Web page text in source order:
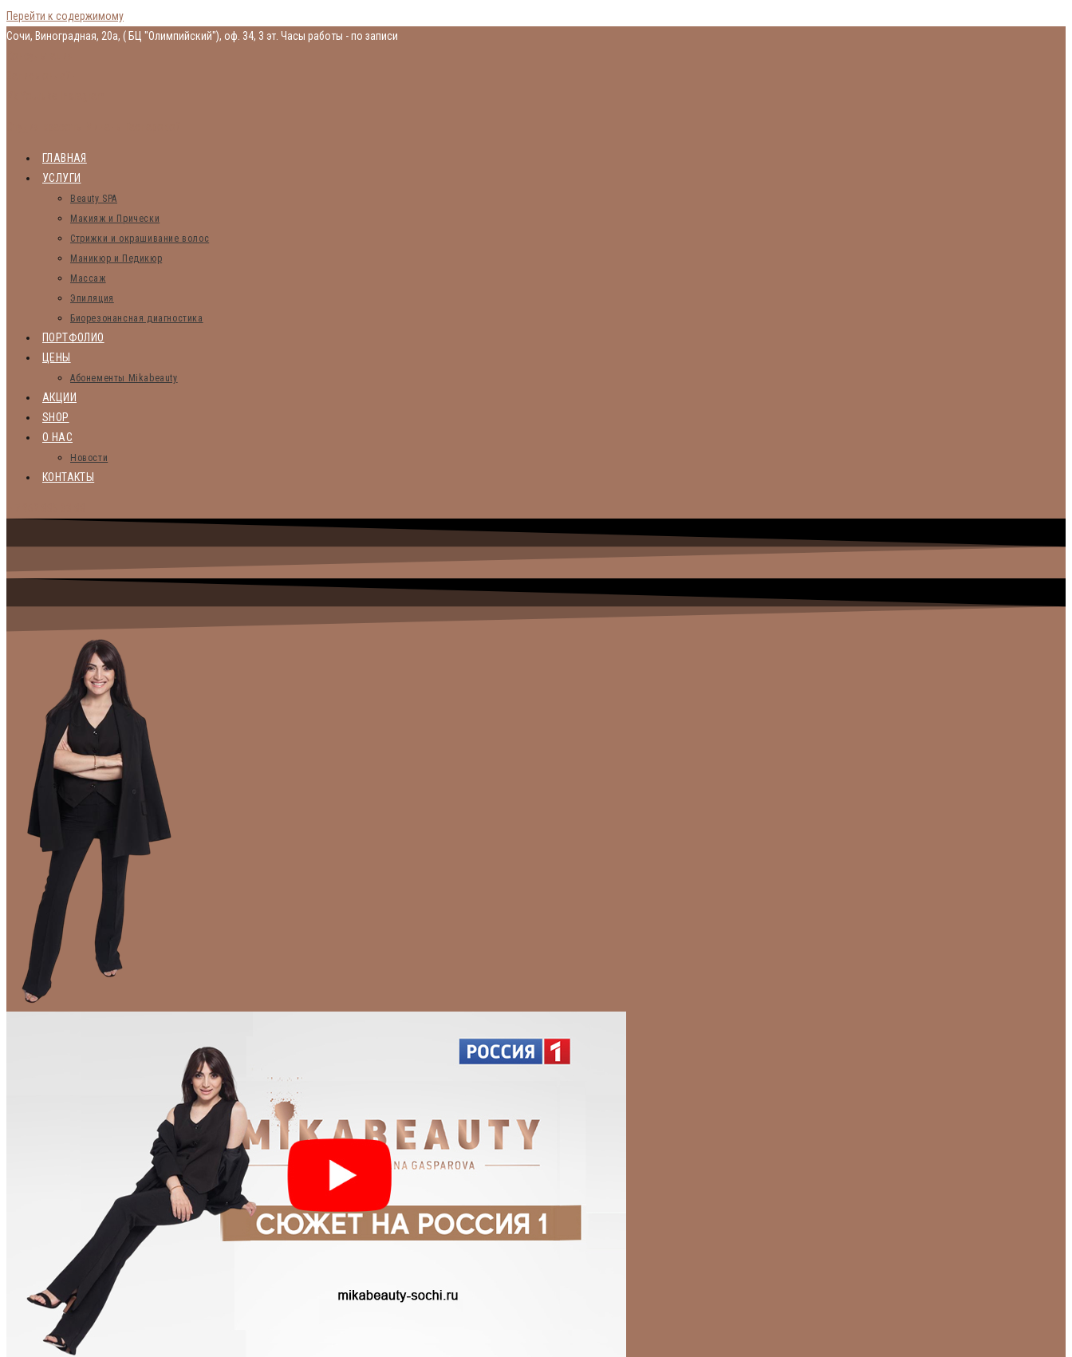
Перейти к содержимому
Сочи, Виноградная, 20а, ( БЦ "Олимпийский"), оф. 34, 3 эт. Часы работы - по записи
ГЛАВНАЯ
УСЛУГИ
Beauty SPA
Макияж и Прически
Стрижки и окрашивание волос
Маникюр и Педикюр
Массаж
Эпиляция
Биорезонансная диагностика
ПОРТФОЛИО
ЦЕНЫ
Абонементы Mikabeauty
АКЦИИ
SHOP
О НАС
Новости
КОНТАКТЫ